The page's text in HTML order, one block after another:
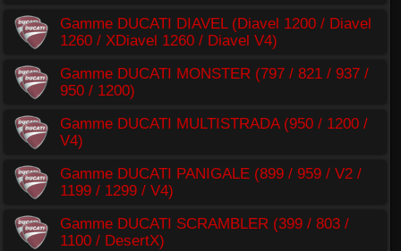
Gamme DUCATI DIAVEL (Diavel 1200 / Diavel
1260 / XDiavel 1260 / Diavel V4)
Gamme DUCATI MONSTER (797 / 821 / 937 /
950 / 1200)
Gamme DUCATI MULTISTRADA (950 / 1200 /
V4)
Gamme DUCATI PANIGALE (899 / 959 / V2 /
1199 / 1299 / V4)
Gamme DUCATI SCRAMBLER (399 / 803 /
1100 / DesertX)